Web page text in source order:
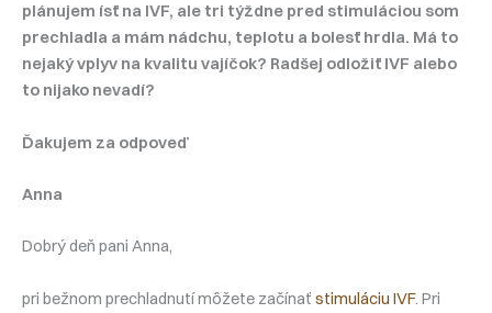
plánujem ísť na IVF, ale tri týždne pred stimuláciou som
prechladla a mám nádchu, teplotu a bolesť hrdla. Má to
nejaký vplyv na kvalitu vajíčok? Radšej odložiť IVF alebo
to nijako nevadí?
Ďakujem za odpoveď
Anna
Dobrý deň pani Anna,
pri bežnom prechladnutí môžete začínať stimuláciu IVF. Pri